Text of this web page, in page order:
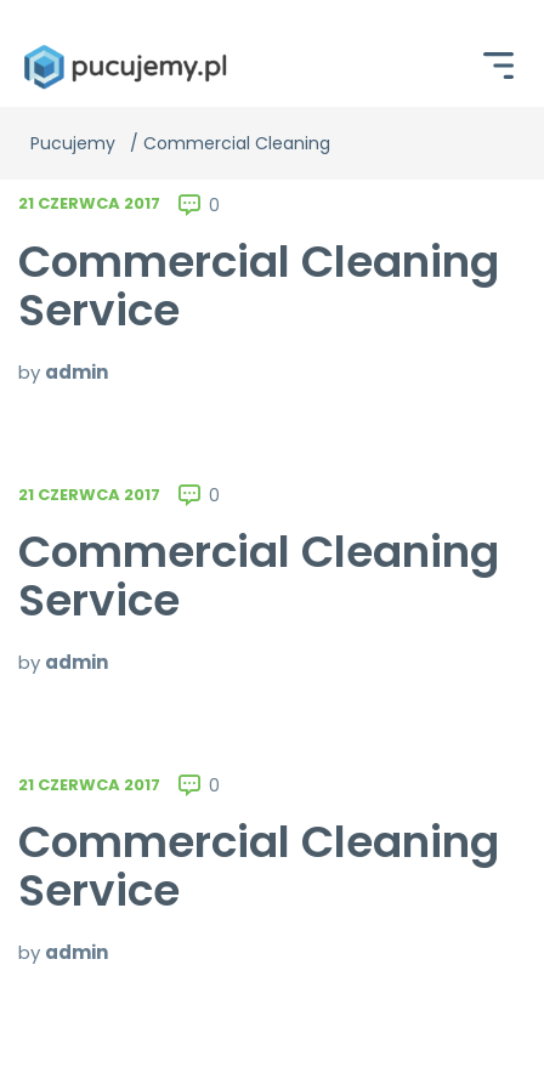
Pucujemy / Commercial Cleaning
21 CZERWCA 2017 0
Commercial Cleaning
Service
by admin
21 CZERWCA 2017 0
Commercial Cleaning
Service
by admin
21 CZERWCA 2017 0
Commercial Cleaning
Service
by admin